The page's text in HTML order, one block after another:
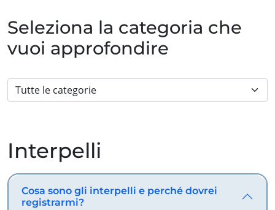
Seleziona la categoria che
vuoi approfondire
Interpelli
Cosa sono gli interpelli e perché dovrei
registrarmi?